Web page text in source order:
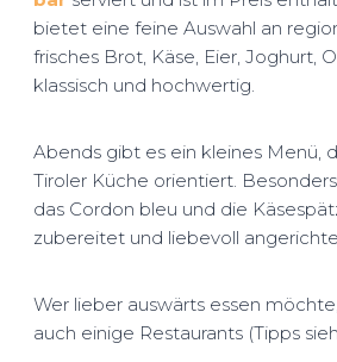
bietet eine feine Auswahl an
frisches Brot, Käse, Eier, Joghurt,
klassisch und hochwertig.
Abends gibt es ein kleines Menü,
Tiroler Küche orientiert.
das Cordon bleu und die
zubereitet und liebevoll
Wer lieber auswärts essen
auch einige Restaurants (Tipps